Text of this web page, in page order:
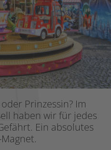
Prinzessin? Im
haben wir für jedes
Ein absolutes